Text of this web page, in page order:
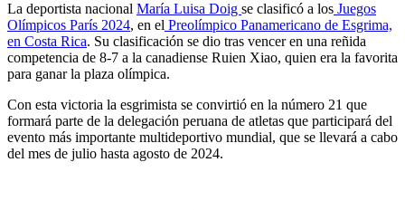
La deportista nacional María Luisa Doig se clasificó a los Juegos
Olímpicos París 2024, en el Preolímpico Panamericano de Esgrima,
en Costa Rica. Su clasificación se dio tras vencer en una reñida
competencia de 8-7 a la canadiense Ruien Xiao, quien era la favorita
para ganar la plaza olímpica.
Con esta victoria la esgrimista se convirtió en la número 21 que
formará parte de la delegación peruana de atletas que participará del
evento más importante multideportivo mundial, que se llevará a cabo
del mes de julio hasta agosto de 2024.